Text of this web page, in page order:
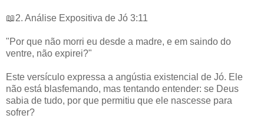
📖2. Análise Expositiva de Jó 3:11
"Por que não morri eu desde a madre, e em saindo do
ventre, não expirei?"
Este versículo expressa a angústia existencial de Jó. Ele
não está blasfemando, mas tentando entender: se Deus
sabia de tudo, por que permitiu que ele nascesse para
sofrer?